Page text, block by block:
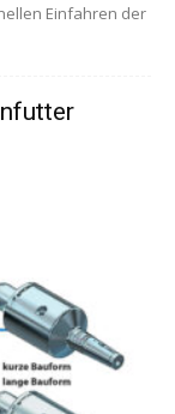
Einfahren der